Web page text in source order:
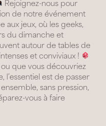
Rejoignez-nous pour
de notre événement
aux jeux, où les geeks,
du dimanche et
autour de tables de
et conviviaux !
que vous découvriez
l’essentiel est de passer
sans pression,
vous à faire